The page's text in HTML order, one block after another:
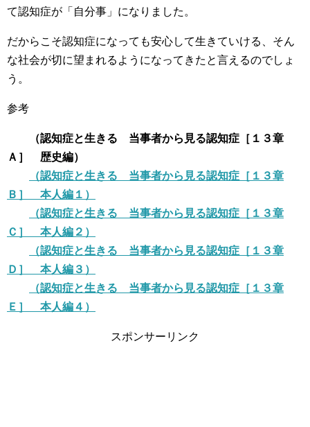
て認知症が「自分事」になりました。
だからこそ認知症になっても安心して生きていける、そん
な社会が切に望まれるようになってきたと言えるのでしょ
う。
参考
（認知症と生きる 当事者から見る認知症［１３章
Ａ］ 歴史編）
（認知症と生きる 当事者から見る認知症［１３章
Ｂ］ 本人編１）
（認知症と生きる 当事者から見る認知症［１３章
Ｃ］ 本人編２）
（認知症と生きる 当事者から見る認知症［１３章
Ｄ］ 本人編３）
（認知症と生きる 当事者から見る認知症［１３章
Ｅ］ 本人編４）
スポンサーリンク